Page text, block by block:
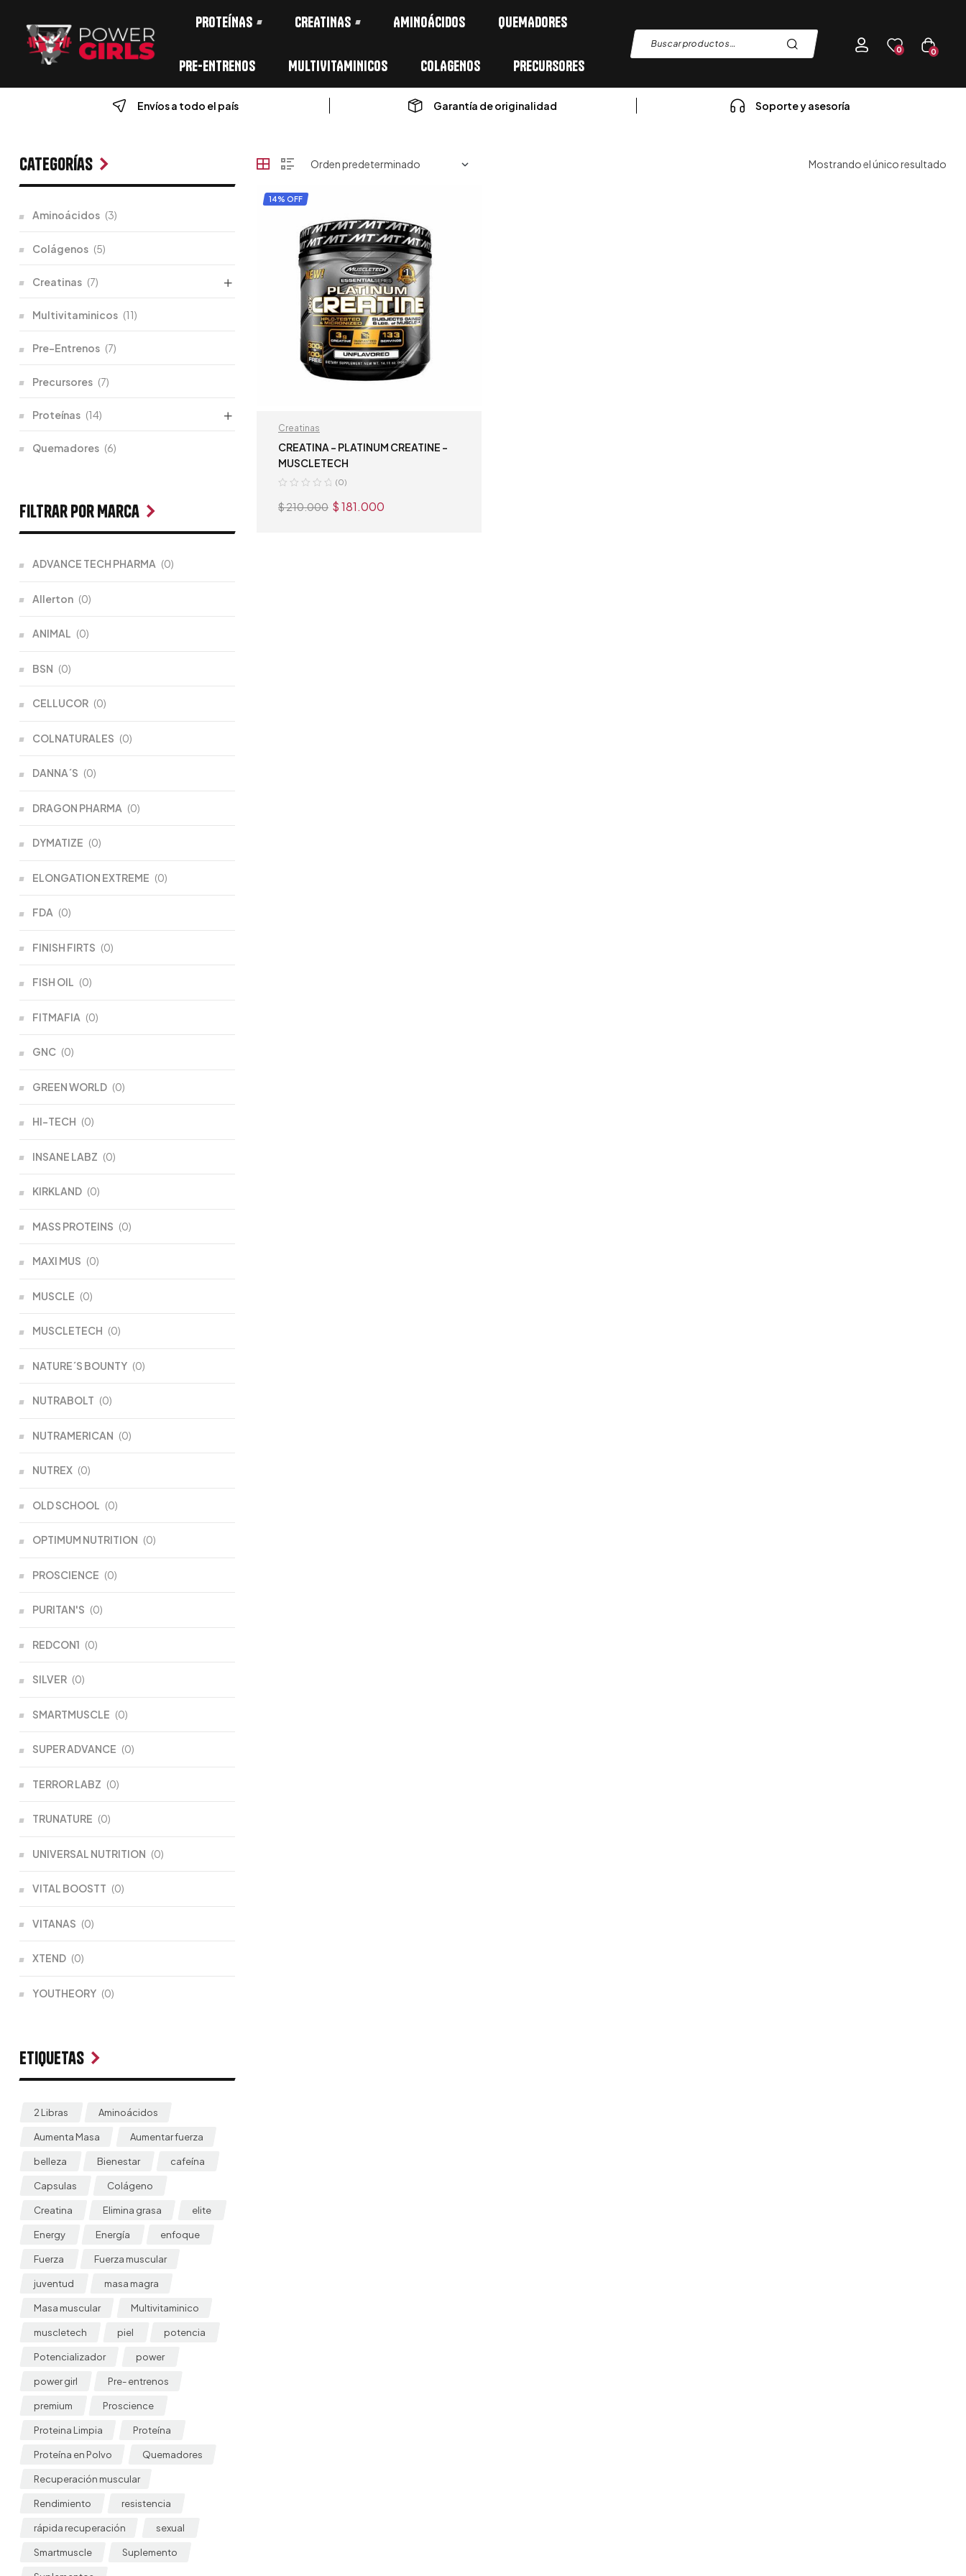
PROTEÍNAS CREATINAS AMINOÁCIDOS QUEMADORES
PRE-ENTRENOS MULTIVITAMINICOS COLAGENOS PRECURSORES
0 0
Envíos a todo el país Garantía de originalidad Soporte y asesoría
Mostrando el único resultado
14% OFF
Creatinas
CREATINA – PLATINUM CREATINE –
MUSCLETECH
(0)
$210.000 $181.000
Categorías
Aminoácidos (3)
Colágenos (5)
Creatinas (7)
Multivitaminicos (11)
Pre-Entrenos (7)
Precursores (7)
Proteínas (14)
Quemadores (6)
Filtrar por Marca
ADVANCE TECH PHARMA (0)
Allerton (0)
ANIMAL (0)
BSN (0)
CELLUCOR (0)
COLNATURALES (0)
DANNA´S (0)
DRAGON PHARMA (0)
DYMATIZE (0)
ELONGATION EXTREME (0)
FDA (0)
FINISH FIRTS (0)
FISH OIL (0)
FITMAFIA (0)
GNC (0)
GREEN WORLD (0)
HI-TECH (0)
INSANE LABZ (0)
KIRKLAND (0)
MASS PROTEINS (0)
MAXI MUS (0)
MUSCLE (0)
MUSCLETECH (0)
NATURE´S BOUNTY (0)
NUTRABOLT (0)
NUTRAMERICAN (0)
NUTREX (0)
OLD SCHOOL (0)
OPTIMUM NUTRITION (0)
PROSCIENCE (0)
PURITAN'S (0)
REDCON1 (0)
SILVER (0)
SMARTMUSCLE (0)
SUPER ADVANCE (0)
TERROR LABZ (0)
TRUNATURE (0)
UNIVERSAL NUTRITION (0)
VITAL BOOSTT (0)
VITANAS (0)
XTEND (0)
YOUTHEORY (0)
Etiquetas
2 Libras Aminoácidos
Aumenta Masa Aumentar fuerza
belleza Bienestar cafeína
Capsulas Colágeno
Creatina Elimina grasa elite
Energy Energía enfoque
Fuerza Fuerza muscular
juventud masa magra
Masa muscular Multivitaminico
muscletech piel potencia
Potencializador power
power girl Pre- entrenos
premium Proscience
Proteina Limpia Proteína
Proteína en Polvo Quemadores
Recuperación muscular
Rendimiento resistencia
rápida recuperación sexual
Smartmuscle Suplemento